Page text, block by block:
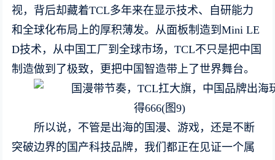
视，背后却藏着TCL多年来在显示技术、自研能力
和全球化布局上的厚积薄发。从面板制造到Mini LE
D技术，从中国工厂到全球市场，TCL不只是把中国
制造做到了极致，更把中国智造带上了世界舞台。
所以说，不管是出海的国漫、游戏，还是不断
突破边界的国产科技品牌，我们都正在见证一个属